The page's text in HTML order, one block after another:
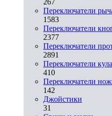
Переключатели
1583
Переключатели
2377
Переключатели
2891
Переключатели
410
Переключатели
142
Джойстики
31